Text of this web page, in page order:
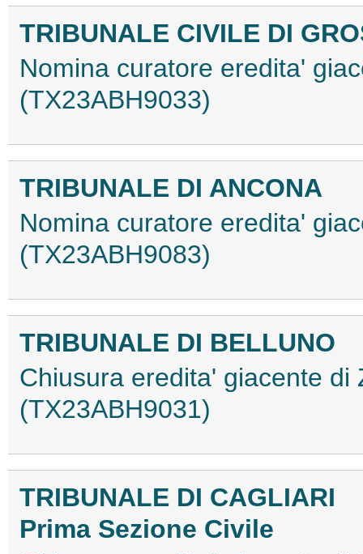
TRIBUNALE CIVILE DI
Nomina curatore eredita'
(TX23ABH9033)
TRIBUNALE DI ANCONA
Nomina curatore eredita'
(TX23ABH9083)
TRIBUNALE DI BELLUNO
Chiusura eredita' giacente
(TX23ABH9031)
TRIBUNALE DI CAGLIARI
Prima Sezione Civile